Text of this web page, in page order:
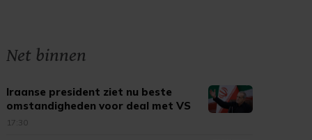
Net binnen
Iraanse president ziet nu beste
omstandigheden voor deal met VS
17:30